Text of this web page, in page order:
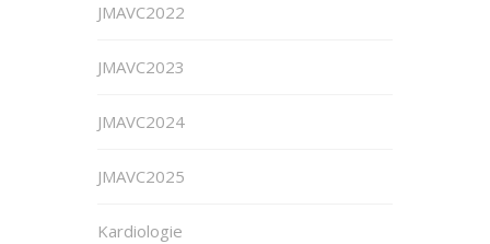
JMAVC2022
JMAVC2023
JMAVC2024
JMAVC2025
Kardiologie